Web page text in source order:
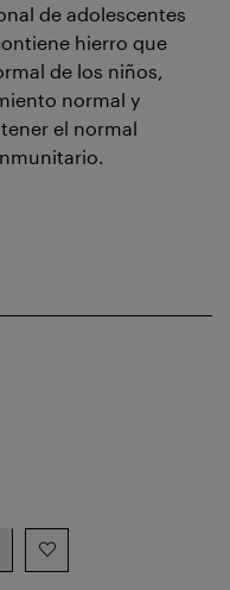
de adolescentes
hierro que
de los niños,
normal y
el normal